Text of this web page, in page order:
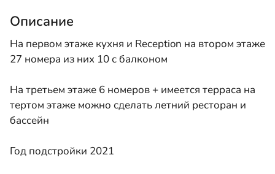
Описание
На первом этаже кухня и Reception на втором этаже
27 номера из них 10 с балконом
На третьем этаже 6 номеров + имеется терраса на
тертом этаже можно сделать летний ресторан и
бассейн
Год подстройки 2021